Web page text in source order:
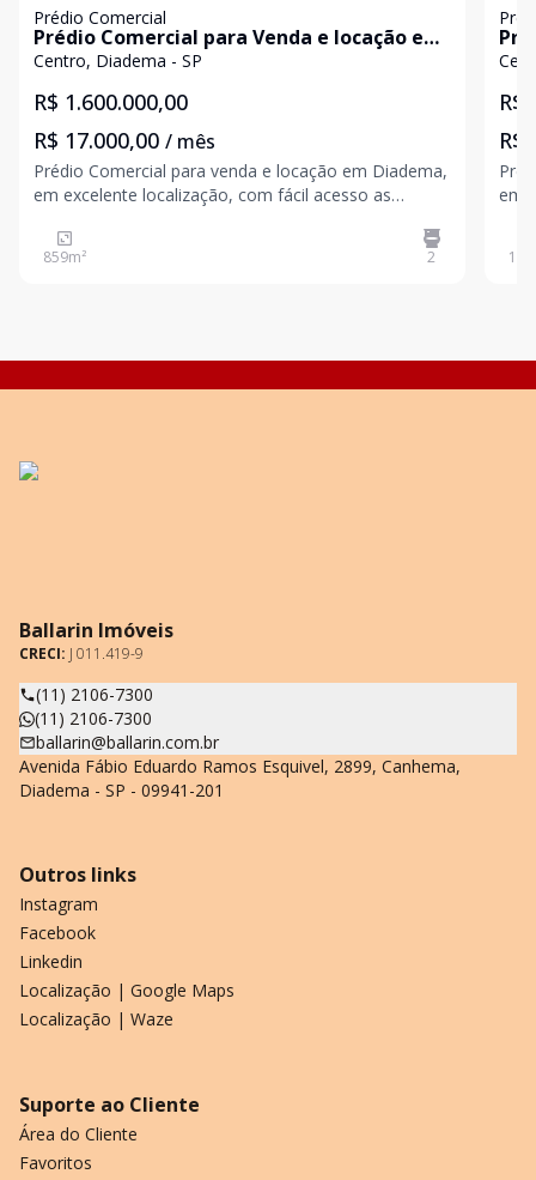
Prédio Comercial
Prédio Comercial para Venda e locação em
Diadema
Centro, Diadema - SP
R$ 1.600.000,00
R$ 17.000,00 / mês
Prédio Comercial para venda e locação em Diadema,
em excelente localização, com fácil acesso as
859,80m²; Energia: trifásica. Para maiores
informações contate um de nossos corretores e
859m² 2
R$
R$
em
Ballarin Imóveis
CRECI: J 011.419-9
(11) 2106-7300
(11) 2106-7300
ballarin@ballarin.com.br
Avenida Fábio Eduardo Ramos Esquivel, 2899, Canhema,
Diadema - SP - 09941-201
Outros links
Instagram
Facebook
Linkedin
Localização | Google Maps
Localização | Waze
Suporte ao Cliente
Área do Cliente
Favoritos